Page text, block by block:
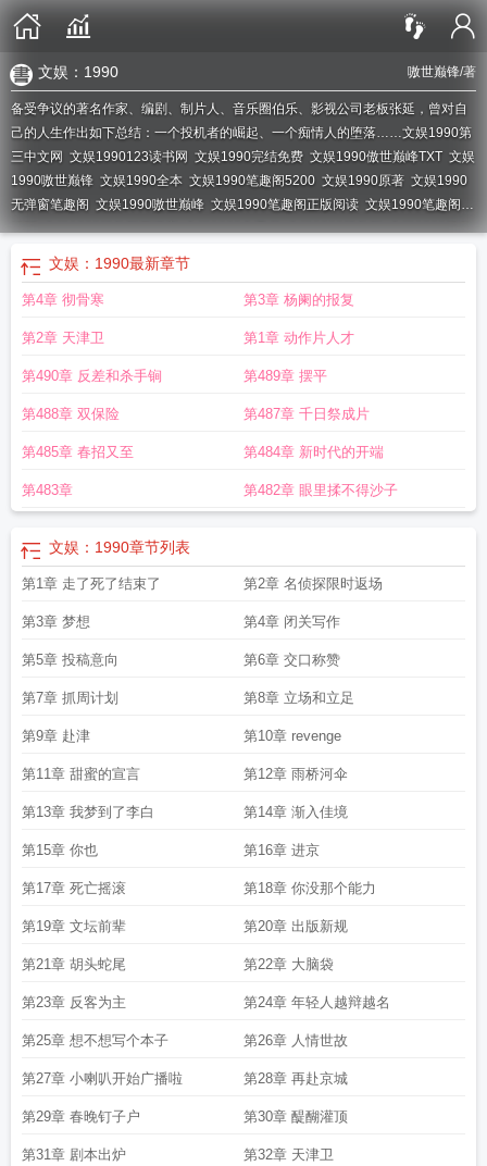
嗷世巅锋/著
文娱：1990
备受争议的著名作家、编剧、制片人、音乐圈伯乐、影视公司老板张延，曾对自
己的人生作出如下总结：一个投机者的崛起、一个痴情人的堕落……文娱1990第
三中文网 文娱1990123读书网 文娱1990完结免费 文娱1990傲世巅峰TXT 文娱
1990嗷世巅锋 文娱1990全本 文娱1990笔趣阁5200 文娱1990原著 文娱1990
无弹窗笔趣阁 文娱1990嗷世巅峰 文娱1990笔趣阁正版阅读 文娱1990笔趣阁无
错版文娱1990笔趣阁无弹窗文娱1990电子书文娱1990笔趣阁文娱1990笔趣
阁最新 文娱1990笔趣阁无弹窗最新章节
版 文娱1990百度
1990 左右键文娱1990 傲世巅峰 文娱1990笔趣阁手机版90年代娱乐节目
1990鸿宇书 文娱1990起点 文娱1990奇书网 文娱1990阅读
阅读软件文娱1990笔趣阁在线 文娱1990 篱笆好 原著
弹窗最新章节更新
文娱1990全文免费文娱1990笔趣阁最新章节
TXT文娱1990无错笔趣 文娱1990笔趣阁最新章节
文娱：1990最新章节
第4章 彻骨寒 第3章 杨阑的报复
第2章 天津卫 第1章 动作片人才
第490章 反差和杀手锏 第489章 摆平
第488章 双保险 第487章 千日祭成片
第485章 春招又至 第484章 新时代的开端
第483章 第482章 眼里揉不得沙子
文娱：1990章节列表
第1章 走了死了结束了 第2章 名侦探限时返场
第3章 梦想 第4章 闭关写作
第5章 投稿意向 第6章 交口称赞
第7章 抓周计划 第8章 立场和立足
第9章 赴津 第10章 revenge
第11章 甜蜜的宣言 第12章 雨桥河伞
第13章 我梦到了李白 第14章 渐入佳境
第15章 你也 第16章 进京
第17章 死亡摇滚 第18章 你没那个能力
第19章 文坛前辈 第20章 出版新规
第21章 胡头蛇尾 第22章 大脑袋
第23章 反客为主 第24章 年轻人越辩越名
第25章 想不想写个本子 第26章 人情世故
第27章 小喇叭开始广播啦 第28章 再赴京城
第29章 春晚钉子户 第30章 醍醐灌顶
第31章 剧本出炉 第32章 天津卫